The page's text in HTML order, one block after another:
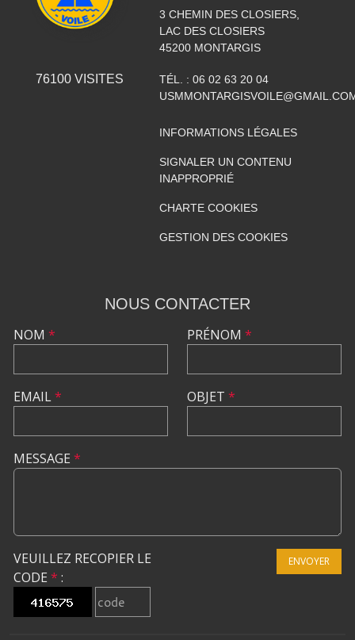
76100VISITES
3 CHEMIN DES CLOSIERS,
LAC DES CLOSIERS
45200 MONTARGIS
TÉL. : 06 02 63 20 04
INFORMATIONS LÉGALES
SIGNALER UN CONTENU
INAPPROPRIÉ
CHARTE COOKIES
GESTION DES COOKIES
NOUS CONTACTER
NOM *
EMAIL*
PRÉNOM *
OBJET *
MESSAGE *
VEUILLEZ RECOPIER LE
CODE * :
ENVOYER